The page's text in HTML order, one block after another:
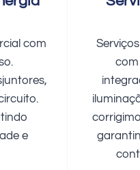
com
e